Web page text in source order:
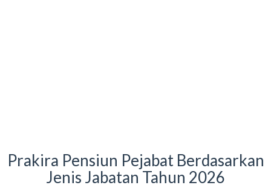
Prakira Pensiun Pejabat Berdasarkan
Jenis Jabatan Tahun 2026